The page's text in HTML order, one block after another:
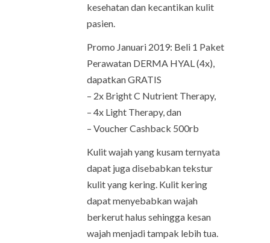
kesehatan dan kecantikan kulit
pasien.
Promo Januari 2019: Beli 1 Paket
Perawatan DERMA HYAL (4x),
dapatkan GRATIS
– 2x Bright C Nutrient Therapy,
– 4x Light Therapy, dan
– Voucher Cashback 500rb
Kulit wajah yang kusam ternyata
dapat juga disebabkan tekstur
kulit yang kering. Kulit kering
dapat menyebabkan wajah
berkerut halus sehingga kesan
wajah menjadi tampak lebih tua.